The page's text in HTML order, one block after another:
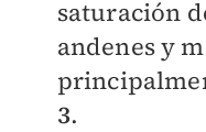
saturación
andenes y
3.